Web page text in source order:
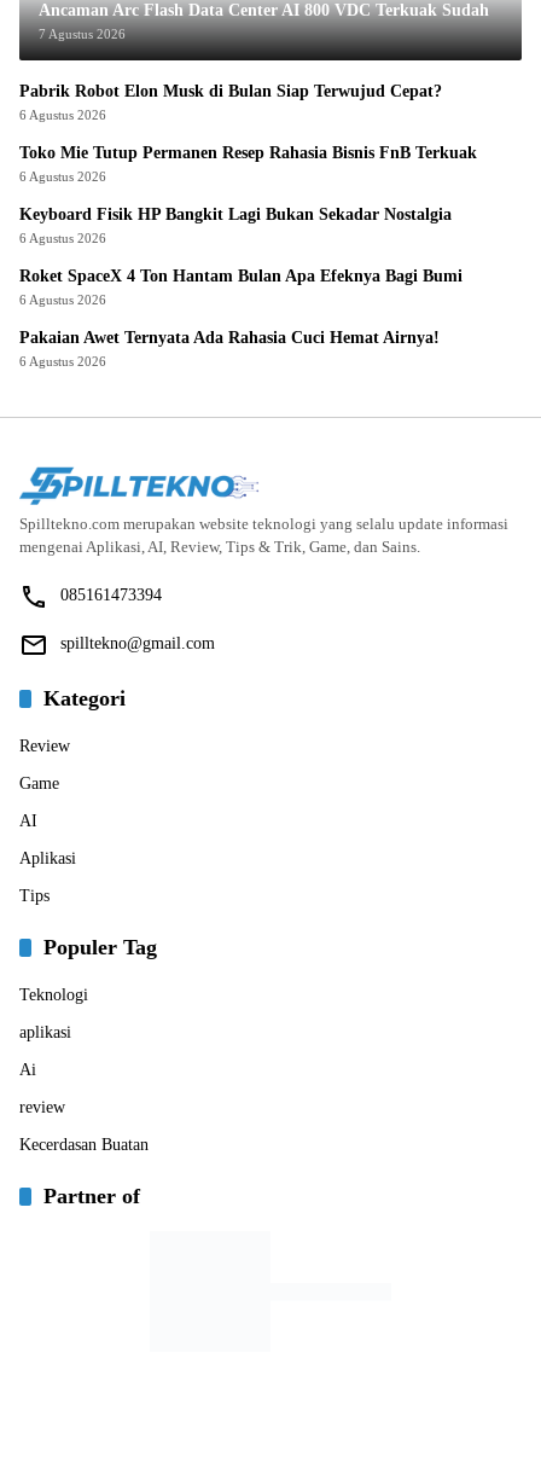
Ancaman Arc Flash Data Center AI 800 VDC Terkuak Sudah
7 Agustus 2026
Pabrik Robot Elon Musk di Bulan Siap Terwujud Cepat?
6 Agustus 2026
Toko Mie Tutup Permanen Resep Rahasia Bisnis FnB Terkuak
6 Agustus 2026
Keyboard Fisik HP Bangkit Lagi Bukan Sekadar Nostalgia
6 Agustus 2026
Roket SpaceX 4 Ton Hantam Bulan Apa Efeknya Bagi Bumi
6 Agustus 2026
Pakaian Awet Ternyata Ada Rahasia Cuci Hemat Airnya!
6 Agustus 2026
Spilltekno.com merupakan website teknologi yang selalu update informasi
mengenai Aplikasi, AI, Review, Tips & Trik, Game, dan Sains.
085161473394
spilltekno@gmail.com
Kategori
Review
Game
AI
Aplikasi
Tips
Populer Tag
Teknologi
aplikasi
Ai
review
Kecerdasan Buatan
Partner of